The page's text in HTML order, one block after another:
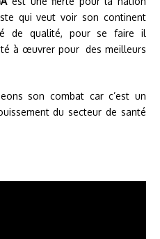
qui veut voir son continent
de qualité, pour se faire il
à œuvrer pour des meilleurs
son combat car c’est un
du secteur de santé